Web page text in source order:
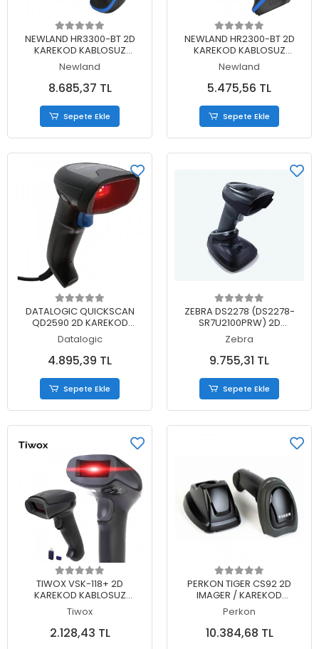
Sepete Ekle
NEWLAND HR3300-BT 2D
KAREKOD KABLOSUZ
BLUETOOTH BARKOD
OKUYUCU + STAND
Newland
8.685,37 TL
Sepete Ekle
Sepete Ekle
NEWLAND HR2300-BT 2D
KAREKOD KABLOSUZ
BLUETOOTH BARKOD
OKUYUCU + STAND
Newland
5.475,56 TL
Sepete Ekle
Sepete Ekle
DATALOGIC QUICKSCAN
QD2590 2D KAREKOD
KABLOLU USB BARKOD
OKUYUCU + AYAK
Datalogic
4.895,39 TL
Sepete Ekle
Sepete Ekle
ZEBRA DS2278 (DS2278-
SR7U2100PRW) 2D
KABLOSUZ USB BARKOD
OKUYUCU+ CRADLE
Zebra
9.755,31 TL
Sepete Ekle
Sepete Ekle
TIWOX VSK-118+ 2D
KAREKOD KABLOSUZ
BARKOD OKUYUCU + MINI
USB DONGLE
Tiwox
2.128,43 TL
Sepete Ekle
PERKON TIGER CS92 2D
IMAGER / KAREKOD
KABLOSUZ USB BARKOD
OKUYUCU + STAND
Perkon
10.384,68 TL